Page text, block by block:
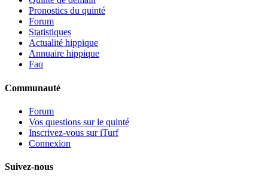
Pronostics du quinté
Forum
Statistiques
Actualité hippique
Annuaire hippique
Faq
Communauté
Forum
Vos questions sur le quinté
Inscrivez-vous sur iTurf
Connexion
Suivez-nous